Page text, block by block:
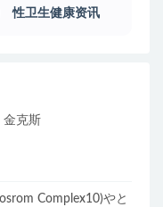
性卫生健康资讯
金克斯
Complex10)やと